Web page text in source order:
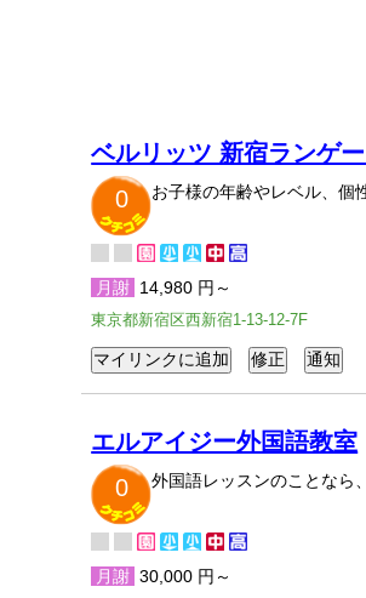
ベルリッツ 新宿ランゲ
0
お子様の年齢やレベル、個
月謝 14,980 円～
東京都新宿区西新宿1-13-12-7F
エルアイジー外国語教室
0
外国語レッスンのことなら
月謝 30,000 円～